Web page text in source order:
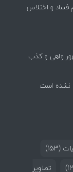
فساد و اختلاس
واهی و کذب
نشده است
(153)
تصاویر